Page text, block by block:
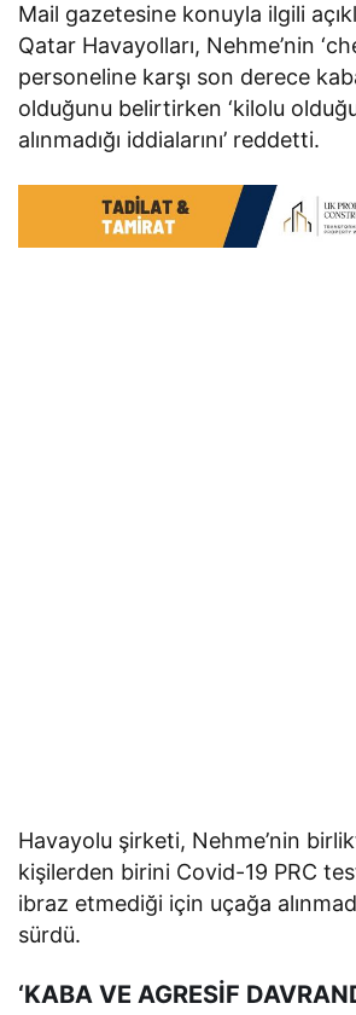
Mail gazetesine konuyla ilgili
Qatar Havayolları, Nehme’nin
personeline karşı son derece
olduğunu belirtirken ‘kilolu
alınmadığı iddialarını’ reddetti.
Havayolu şirketi, Nehme’nin
kişilerden birini Covid-19 PRC
ibraz etmediği için uçağa
sürdü.
‘KABA VE AGRESİF